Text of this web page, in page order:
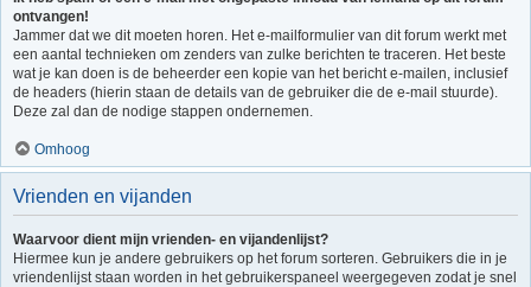
ontvangen!
Jammer dat we dit moeten horen. Het e-mailformulier van dit forum werkt met
een aantal technieken om zenders van zulke berichten te traceren. Het beste
wat je kan doen is de beheerder een kopie van het bericht e-mailen, inclusief
de headers (hierin staan de details van de gebruiker die de e-mail stuurde).
Deze zal dan de nodige stappen ondernemen.
Omhoog
Vrienden en vijanden
Waarvoor dient mijn vrienden- en vijandenlijst?
Hiermee kun je andere gebruikers op het forum sorteren. Gebruikers die in je
vriendenlijst staan worden in het gebruikerspaneel weergegeven zodat je snel